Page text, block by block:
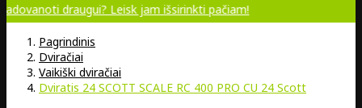
Leisk jam išsirinkti pačiam!
Pagrindinis
Dviračiai
Vaikiški dviračiai
Dviratis 24 SCOTT SCALE RC 400 PRO CU 24 Scott